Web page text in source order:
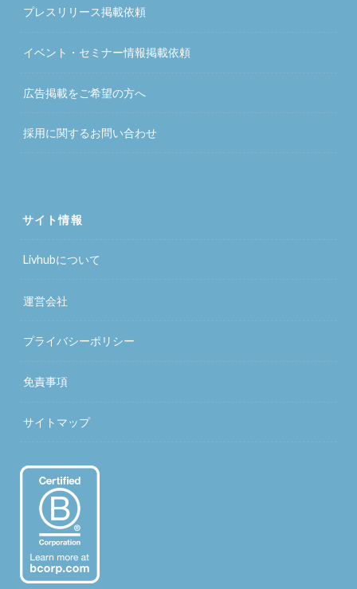
プレスリリース掲載依頼
イベント・セミナー情報掲載依頼
広告掲載をご希望の方へ
採用に関するお問い合わせ
サイト情報
Livhubについて
運営会社
プライバシーポリシー
免責事項
サイトマップ